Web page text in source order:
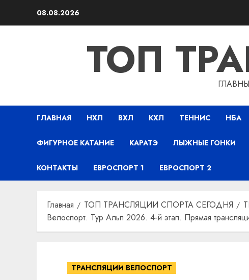
08.08.2026
ТОП
ГЛАВНАЯ НХЛ ВХЛ КХЛ ТЕННИС НБА
ФИГУРНОЕ КАТАНИЕ КАРАТЭ ЛЫЖНЫЕ ГОНКИ
КОНТАКТЫ ЕВРОСПОРТ 1 ЕВРОСПОРТ 2
Главная ТОП ТРАНСЛЯЦИИ СПОРТА СЕГОДНЯ
Велоспорт. Тур Альп 2026. 4-й этап. Прямая
ТРАНСЛЯЦИИ ВЕЛОСПОРТ